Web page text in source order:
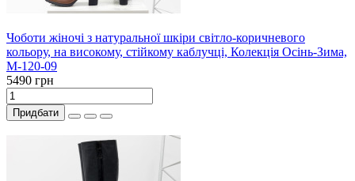
Чоботи жіночі з натуральної шкіри світло-коричневого
кольору, на високому, стійкому каблучці, Колекція Осінь-Зима,
М-120-09
5490 грн
Придбати